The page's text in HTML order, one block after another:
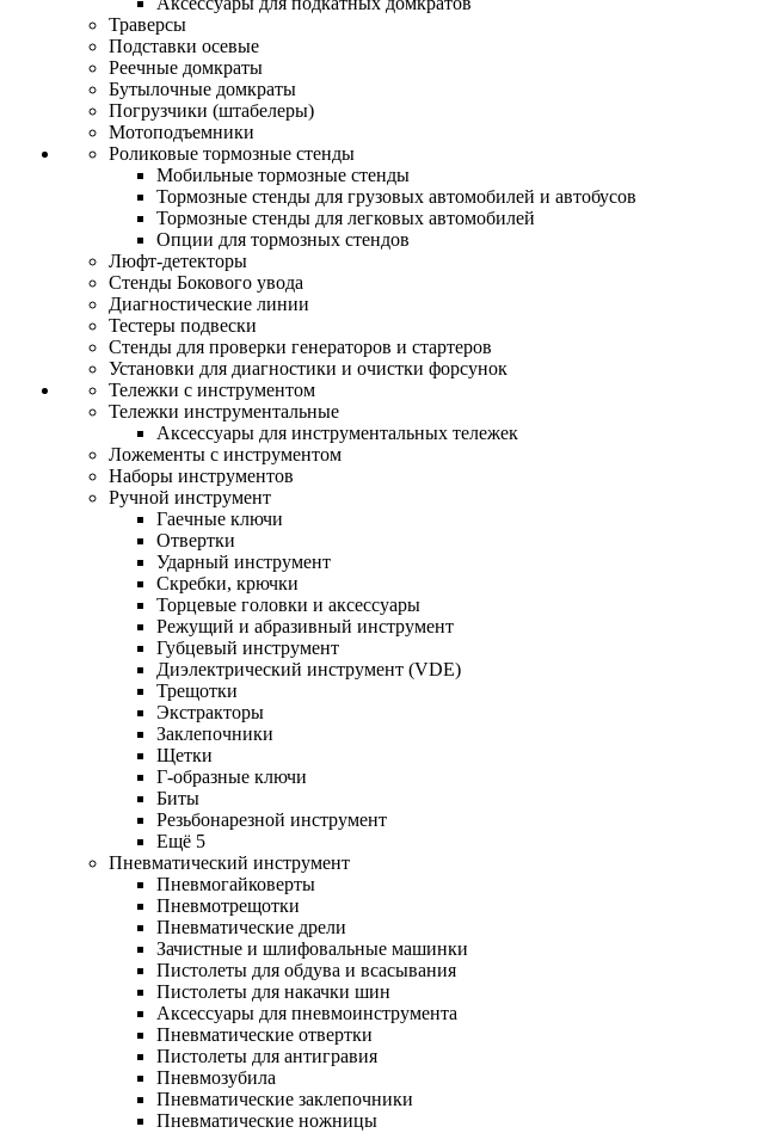
Траверсы
Подставки осевые
Реечные домкраты
Бутылочные домкраты
Погрузчики (штабелеры)
Мотоподъемники
Роликовые тормозные стенды
Мобильные тормозные стенды
Тормозные стенды для грузовых автомобилей и автобусов
Тормозные стенды для легковых автомобилей
Опции для тормозных стендов
Люфт-детекторы
Стенды Бокового увода
Диагностические линии
Тестеры подвески
Стенды для проверки генераторов и стартеров
Установки для диагностики и очистки форсунок
Тележки с инструментом
Тележки инструментальные
Аксессуары для инструментальных тележек
Ложементы с инструментом
Наборы инструментов
Ручной инструмент
Гаечные ключи
Отвертки
Ударный инструмент
Скребки, крючки
Торцевые головки и аксессуары
Режущий и абразивный инструмент
Губцевый инструмент
Диэлектрический инструмент (VDE)
Трещотки
Экстракторы
Заклепочники
Щетки
Г-образные ключи
Биты
Резьбонарезной инструмент
Ещё 5
Пневматический инструмент
Пневмогайковерты
Пневмотрещотки
Пневматические дрели
Зачистные и шлифовальные машинки
Пистолеты для обдува и всасывания
Пистолеты для накачки шин
Аксессуары для пневмоинструмента
Пневматические отвертки
Пистолеты для антигравия
Пневмозубила
Пневматические заклепочники
Пневматические ножницы